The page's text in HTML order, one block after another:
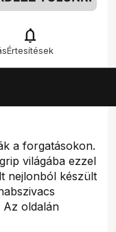
notifications
Értesítések
a forgatásokon.
világába ezzel
nejlonból készült
Az oldalán